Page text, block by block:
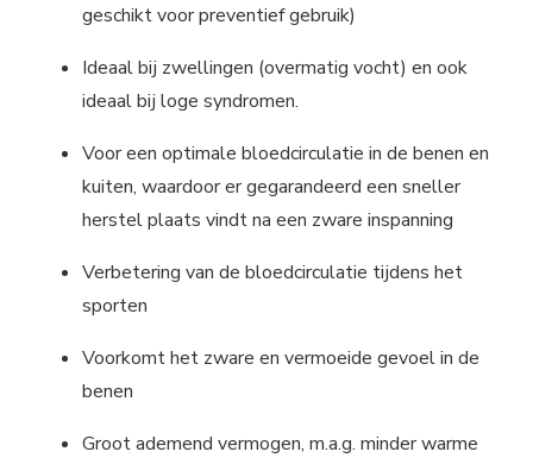
geschikt voor preventief gebruik)
Ideaal bij zwellingen (overmatig vocht) en ook
ideaal bij loge syndromen.
Voor een optimale bloedcirculatie in de benen en
kuiten, waardoor er gegarandeerd een sneller
herstel plaats vindt na een zware inspanning
Verbetering van de bloedcirculatie tijdens het
sporten
Voorkomt het zware en vermoeide gevoel in de
benen
Groot ademend vermogen, m.a.g. minder warme